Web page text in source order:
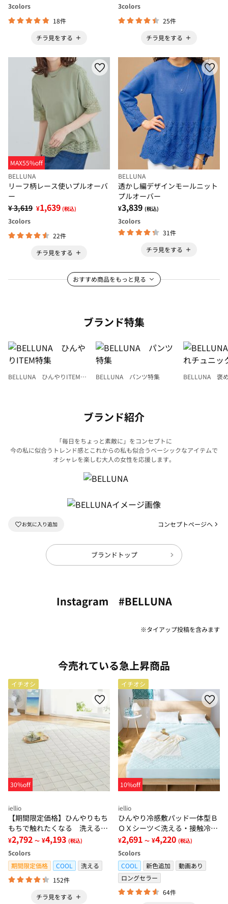
3colors
18件
チラ見をする
3colors
25件
チラ見をする
MAX55%off
BELLUNA
リーフ柄レース使いプルオーバ
ー
¥ 3,619 ¥1,639 (税込)
3colors
22件
チラ見をする
BELLUNA
透かし編デザインモールニット
プルオーバー
¥3,839 (税込)
3colors
31件
チラ見をする
おすすめ商品をもっと見る
ブランド特集
BELLUNA ひんやりITEM特
BELLUNA パンツ特集
BELLUNA 褒
ブランド紹介
「毎日をちょっと素敵に」をコンセプトに
今の私に似合うトレンド感とこれからの私も似合うベーシックなアイテムで
オシャレを楽しむ大人の女性を応援します。
コンセプトページへ
ブランドトップ
Instagram #BELLUNA
※タイアップ投稿を含みます
今売れている急上昇商品
イチオシ
30%off
iellio
【期間限定価格】ひんやりもち
もちで触れたくなる 洗えるラ
グ＜低反発・滑りにくい・接触
冷感・防ダニ・カーペット＞
¥2,792 ～ ¥4,193 (税込)
5colors
期間限定価格
COOL
洗える
152件
チラ見をする
イチオシ
10%off
iellio
ひんやり冷感敷パッド一体型Ｂ
ＯＸシーツ＜洗える・接触冷
感・抗菌防臭・時短・家事楽・
ボックスシーツ・寝苦しさ対策
＞
¥2,691 ～ ¥4,220 (税込)
5colors
COOL
新色追加
動画あり
ロングセラー
64件